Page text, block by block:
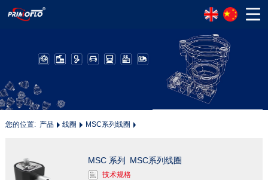
您的位置: 产品 线圈 MSC系列线圈
MSC 系列 MSC系列线圈
技术规格